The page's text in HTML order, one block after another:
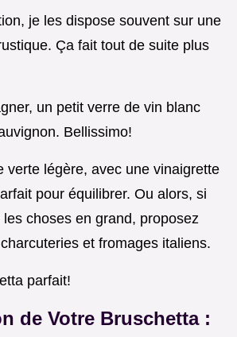
je les dispose souvent sur une
Ça fait tout de suite plus
un petit verre de vin blanc
Bellissimo!
verte légère, avec une vinaigrette
pour équilibrer. Ou alors, si
choses en grand, proposez
et fromages italiens.
parfait!
de Votre Bruschetta :